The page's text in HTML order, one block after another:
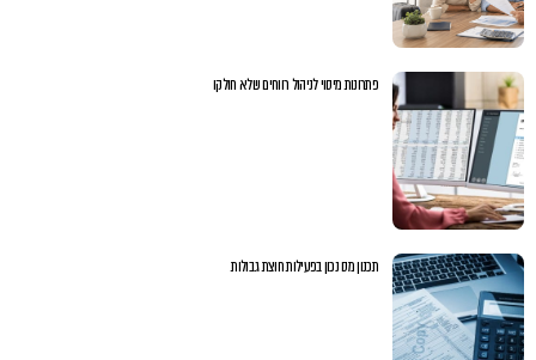
פתרונות מיסוי לניהול רווחים שלא חולקו
תכנון מס נכון בפעילות חוצת גבולות